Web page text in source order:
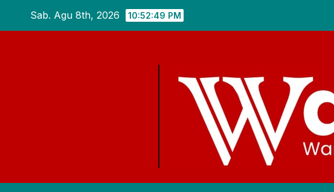
Sab. Agu 8th, 2026 10:52:51 PM